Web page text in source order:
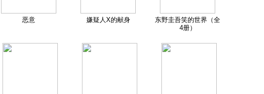
恶意 嫌疑人X的献身
东野圭吾笑的世界（全
4册）